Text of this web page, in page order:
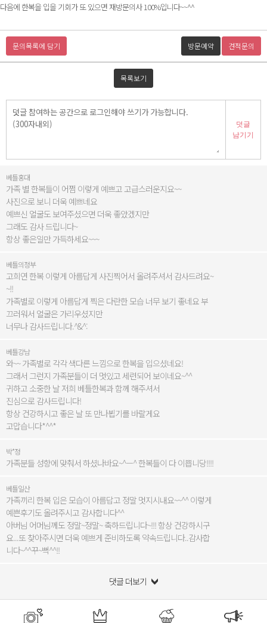
다음에 한복을 입을 기회가 또 있으면 재방문의사 100%입니다~~^^
문의목록에 담기 방문예약 견적문의
목록보기
덧글
남기기
베틀홍대
가족 별 한복들이 어쩜 이렇게 예쁘고 고급스러운지요~~
사진으로 보니 더욱 예쁘네요
예쁘신 얼굴도 보여주셨으면 더욱 좋았겠지만
그래도 감사 드립니다~
항상 좋은일만 가득하세요~~~
베틀의정부
고희연 한복 이렇게 아름답게 사진찍어서 올려주셔서 감사드려요~
~!!
가족별로 이렇게 아름답게 찍은 다란한 모습 너무 보기 좋네요 부
끄러워서 얼굴은 가리우셨지만
너무나 감사드립니다.^&^:
베틀강남
와~~ 가족별로 각각 색다른 느낌으로 한복을 입으셨네요!
그래서 그런지 가족분들이 더 멋있고 세련되어 보이네요~^^
귀하고 소중한 날 저희 베틀한복과 함께 해주셔서
진심으로 감사드립니다!
항상 건강하시고 좋은 날 또 만나뵙기를 바랄게요
고맙습니다*^^*
박*정
가족분들 성향에 맞춰서 하셨나바요~^ㅡ^ 한복들이 다 이쁩니당!!!!
베틀일산
가족끼리 한복 입은 모습이 아름답고 정말 멋지시내요~~^^ 이렇게
예쁜후기도 올려주시고 감사합니다^^
아버님 어머님께도 정말~정말~ 축하드립니다~!!! 항상 건강하시구
요...또 찾아주시면 더욱 예쁘게 준비하도록 약속드립니다..감사합
니다~^^꾸~뻑^^!!
댓글 더보기